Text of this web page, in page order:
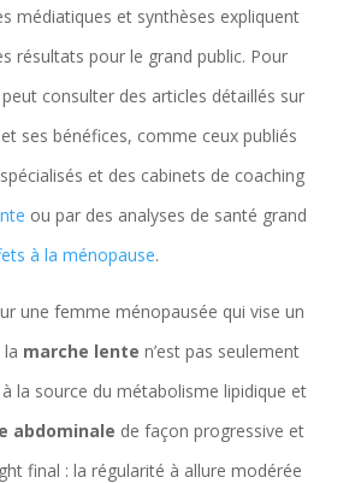
médiatiques et synthèses expliquent
résultats pour le grand public. Pour
consulter des articles détaillés sur
ses bénéfices, comme ceux publiés
et des cabinets de coaching
ou par des analyses de santé grand
à la ménopause.
une femme ménopausée qui vise un
marche lente n’est pas seulement
la source du métabolisme lipidique et
abdominale de façon progressive et
final : la régularité à allure modérée